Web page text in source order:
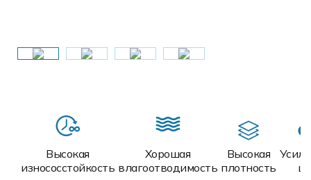
Высокая
износосстойкость
Хорошая
влагоотводимость
Высокая
плотность